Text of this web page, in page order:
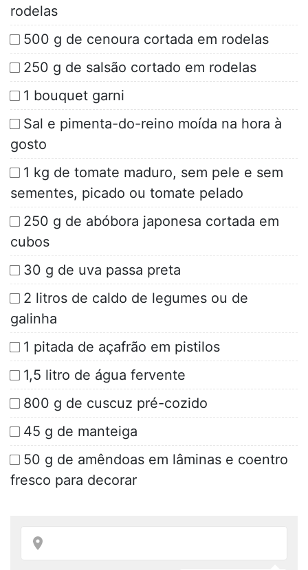
rodelas
500 g de cenoura cortada em rodelas
250 g de salsão cortado em rodelas
1 bouquet garni
Sal e pimenta-do-reino moída na hora à
gosto
1 kg de tomate maduro, sem pele e sem
sementes, picado ou tomate pelado
250 g de abóbora japonesa cortada em
cubos
30 g de uva passa preta
2 litros de caldo de legumes ou de
galinha
1 pitada de açafrão em pistilos
1,5 litro de água fervente
800 g de cuscuz pré-cozido
45 g de manteiga
50 g de amêndoas em lâminas e coentro
fresco para decorar